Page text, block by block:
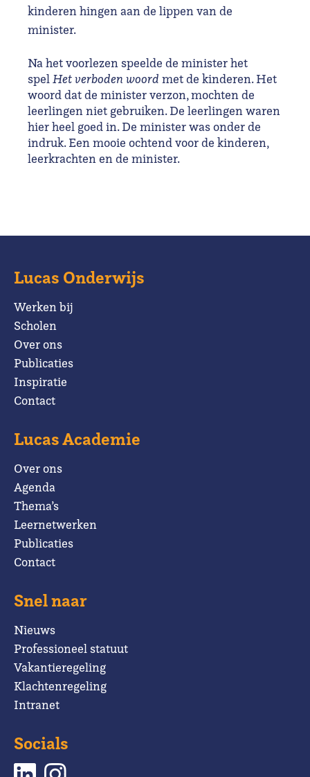
kinderen hingen aan de lippen van de
minister.
Na het voorlezen speelde de minister het
spel Het verboden woord met de kinderen. Het
woord dat de minister verzon, mochten de
leerlingen niet gebruiken. De leerlingen waren
hier heel goed in. De minister was onder de
indruk. Een mooie ochtend voor de kinderen,
leerkrachten en de minister.
Lucas Onderwijs
Werken bij
Scholen
Over ons
Publicaties
Inspiratie
Contact
Lucas Academie
Over ons
Agenda
Thema’s
Leernetwerken
Publicaties
Contact
Snel naar
Nieuws
Professioneel statuut
Vakantieregeling
Klachtenregeling
Intranet
Socials